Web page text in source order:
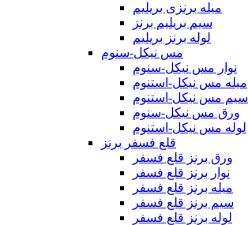
میله برنزی بریلیم
سیم بریلیم برنز
لوله برنز بریلیم
مس نیکل-سنوم
نوار مس نیکل-سنوم
میله مس نیکل-استنوم
سیم مس نیکل-استنوم
ورق مس نیکل-سنوم
لوله مس نیکل-استنوم
قلع فسفر برنز
ورق برنز قلع فسفر
نوار برنز قلع فسفر
میله برنز قلع فسفر
سیم برنز قلع فسفر
لوله برنز قلع فسفر